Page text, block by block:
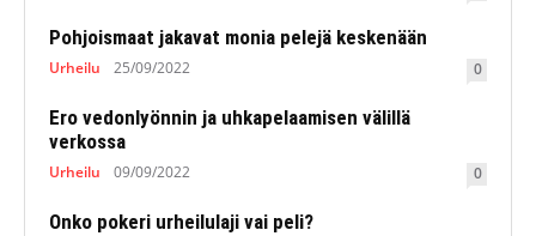
Pohjoismaat jakavat monia pelejä keskenään
Urheilu 25/09/2022 0
Ero vedonlyönnin ja uhkapelaamisen välillä
verkossa
Urheilu 09/09/2022 0
Onko pokeri urheilulaji vai peli?